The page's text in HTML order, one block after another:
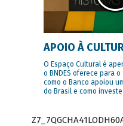
APOIO À
O Espaço Cultural é
o BNDES oferece para
como o Banco apoiou
do Brasil e como